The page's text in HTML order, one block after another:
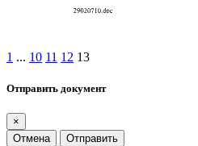
1 ... 10 11 12 13
Отправить документ
×
Отмена
Отправить